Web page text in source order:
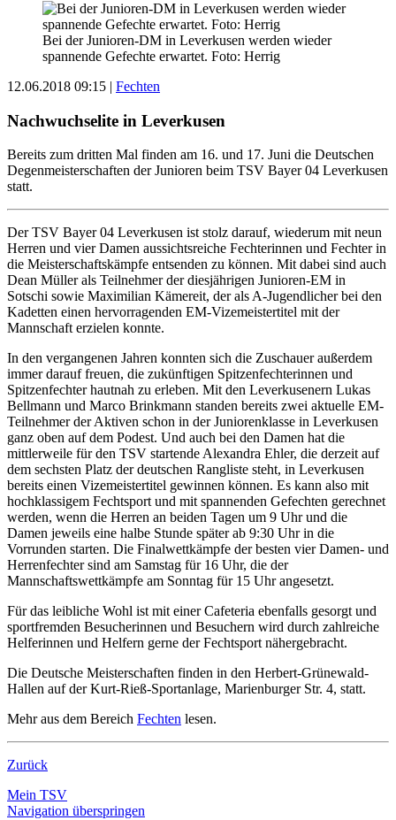
Bei der Junioren-DM in Leverkusen werden wieder
spannende Gefechte erwartet. Foto: Herrig
12.06.2018 09:15 | Fechten
Nachwuchselite in Leverkusen
Bereits zum dritten Mal finden am 16. und 17. Juni die Deutschen
Degenmeisterschaften der Junioren beim TSV Bayer 04 Leverkusen
statt.
Der TSV Bayer 04 Leverkusen ist stolz darauf, wiederum mit neun
Herren und vier Damen aussichtsreiche Fechterinnen und Fechter in
die Meisterschaftskämpfe entsenden zu können. Mit dabei sind auch
Dean Müller als Teilnehmer der diesjährigen Junioren-EM in
Sotschi sowie Maximilian Kämereit, der als A-Jugendlicher bei den
Kadetten einen hervorragenden EM-Vizemeistertitel mit der
Mannschaft erzielen konnte.
In den vergangenen Jahren konnten sich die Zuschauer außerdem
immer darauf freuen, die zukünftigen Spitzenfechterinnen und
Spitzenfechter hautnah zu erleben. Mit den Leverkusenern Lukas
Bellmann und Marco Brinkmann standen bereits zwei aktuelle EM-
Teilnehmer der Aktiven schon in der Juniorenklasse in Leverkusen
ganz oben auf dem Podest. Und auch bei den Damen hat die
mittlerweile für den TSV startende Alexandra Ehler, die derzeit auf
dem sechsten Platz der deutschen Rangliste steht, in Leverkusen
bereits einen Vizemeistertitel gewinnen können. Es kann also mit
hochklassigem Fechtsport und mit spannenden Gefechten gerechnet
werden, wenn die Herren an beiden Tagen um 9 Uhr und die
Damen jeweils eine halbe Stunde später ab 9:30 Uhr in die
Vorrunden starten. Die Finalwettkämpfe der besten vier Damen- und
Herrenfechter sind am Samstag für 16 Uhr, die der
Mannschaftswettkämpfe am Sonntag für 15 Uhr angesetzt.
Für das leibliche Wohl ist mit einer Cafeteria ebenfalls gesorgt und
sportfremden Besucherinnen und Besuchern wird durch zahlreiche
Helferinnen und Helfern gerne der Fechtsport nähergebracht.
Die Deutsche Meisterschaften finden in den Herbert-Grünewald-
Hallen auf der Kurt-Rieß-Sportanlage, Marienburger Str. 4, statt.
Mehr aus dem Bereich Fechten lesen.
Zurück
Mein TSV
Navigation überspringen